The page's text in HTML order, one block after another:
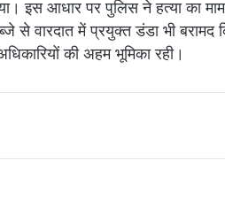
इस आधार पर पुलिस ने हत्या का
से वारदात में प्रयुक्त डंडा भी बरामद
की अहम भूमिका रही।